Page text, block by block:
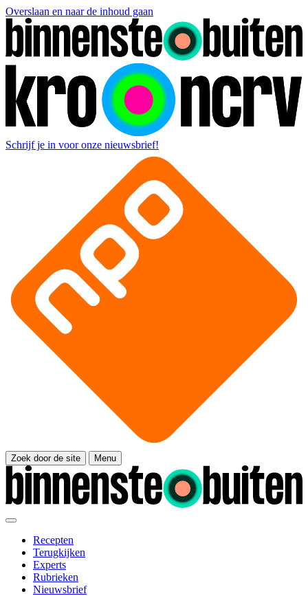
Overslaan en naar de inhoud gaan
Schrijf je in voor onze nieuwsbrief!
Zoek door de site Menu
Recepten
Terugkijken
Experts
Rubrieken
Nieuwsbrief